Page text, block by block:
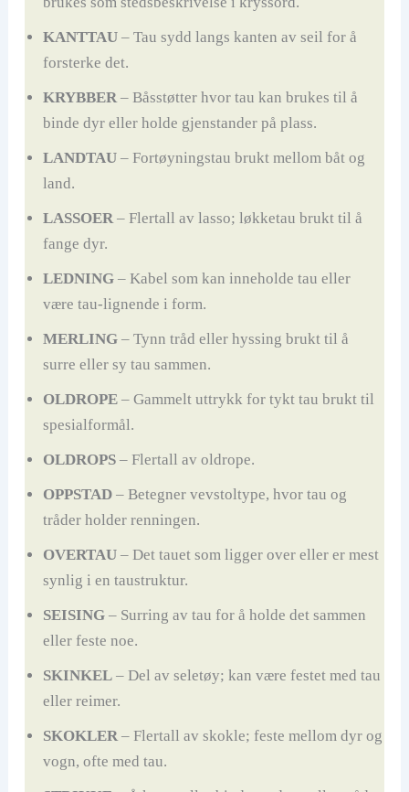
KANTTAU– Tau sydd langs kanten av seil for å
forsterke det.
KRYBBER– Båsstøtter hvor tau kan brukes til å
binde dyr eller holde gjenstander på plass.
LANDTAU– Fortøyningstau brukt mellom båt og
land.
LASSOER– Flertall av lasso; løkketau brukt til å
fange dyr.
LEDNING– Kabel som kan inneholde tau eller
være tau-lignende i form.
MERLING– Tynn tråd eller hyssing brukt til å
surre eller sy tau sammen.
OLDROPE– Gammelt uttrykk for tykt tau brukt til
spesialformål.
OLDROPS– Flertall av oldrope.
OPPSTAD– Betegner vevstoltype, hvor tau og
tråder holder renningen.
OVERTAU– Det tauet som ligger over eller er mest
synlig i en taustruktur.
SEISING– Surring av tau for å holde det sammen
eller feste noe.
SKINKEL– Del av seletøy; kan være festet med tau
eller reimer.
SKOKLER– Flertall av skokle; feste mellom dyr og
vogn, ofte med tau.